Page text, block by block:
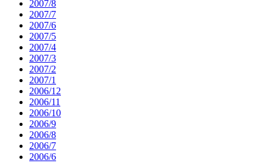
2007/8
2007/7
2007/6
2007/5
2007/4
2007/3
2007/2
2007/1
2006/12
2006/11
2006/10
2006/9
2006/8
2006/7
2006/6